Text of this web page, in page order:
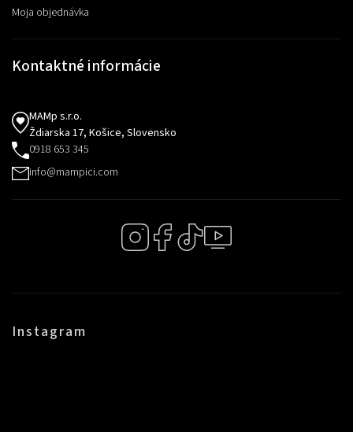
Moja objednávka
Kontaktné informácie
MAMp s.r.o.
Ždiarska 17, Košice, Slovensko
0918 653 345
info@mampici.com
Instagram